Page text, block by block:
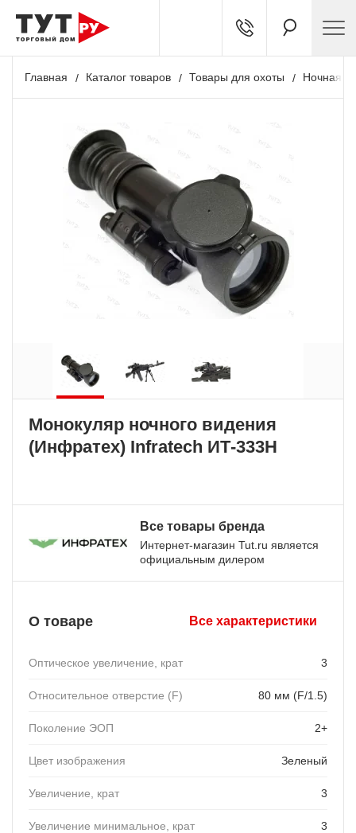
Главная Каталог товаров Товары для охоты Ночная
Монокуляр ночного видения
(Инфратех) Infratech ИТ-333Н
Все товары бренда
Интернет-магазин Tut.ru является
официальным дилером
О товаре Все характеристики
Оптическое увеличение, крат 3
Относительное отверстие (F) 80 мм (F/1.5)
Поколение ЭОП 2+
Цвет изображения Зеленый
Увеличение, крат 3
Увеличение минимальное, крат 3